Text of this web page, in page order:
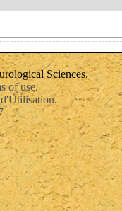
Sciences.
of use.
d'Utilisation.